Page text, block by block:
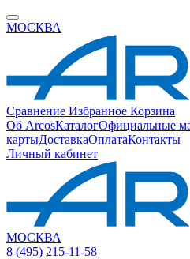
МОСКВА
Сравнение Избранное Корзина
Об ArcosКаталогОфициальные
картыДоставкаОплатаКонтакты
Личный кабинет
МОСКВА
8 (495) 215-11-58